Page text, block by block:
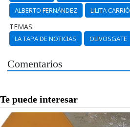
ALBERTO FERNÁNDEZ
LILITA CARRIÓ
TEMAS:
LA TAPA DE NOTICIAS OLIVOSGATE
Comentarios